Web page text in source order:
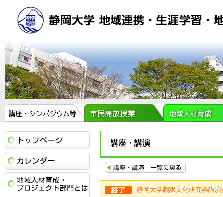
講座・講演
静岡大学翻訳文化研究会講演
イベントカレンダー
地域人材育成・プロジェクト部門とは